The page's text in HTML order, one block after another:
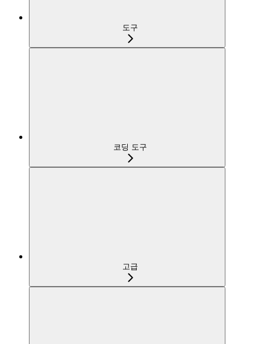
도구
코딩 도구
고급